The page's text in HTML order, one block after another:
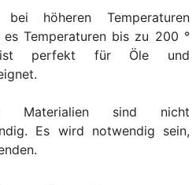
höheren Temperaturen
Temperaturen bis zu 200 °
perfekt für Öle und
Materialien sind nicht
Es wird notwendig sein,